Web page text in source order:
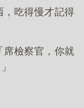
，吃得慢才記得
席檢察官，你就